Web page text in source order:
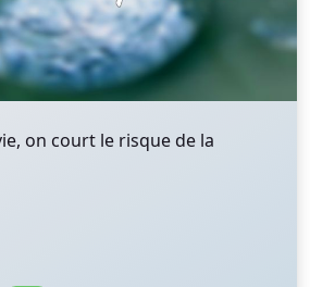
on court le risque de la